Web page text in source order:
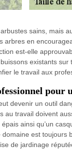
sains, mais
arbres en
est-elle
existants
le travail aux
pour
devenir un outil
au travail doivent
ainsi qu’un
est toujours
de jardinage